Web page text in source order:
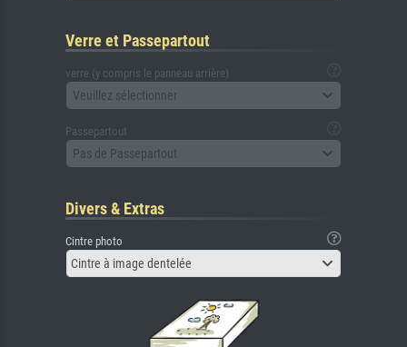
Verre et Passepartout
verre (y compris le panneau arrière)
Veuillez sélectionner
Passepartout
Pas de Passepartout
Divers & Extras
Cintre photo
Cintre à image dentelée